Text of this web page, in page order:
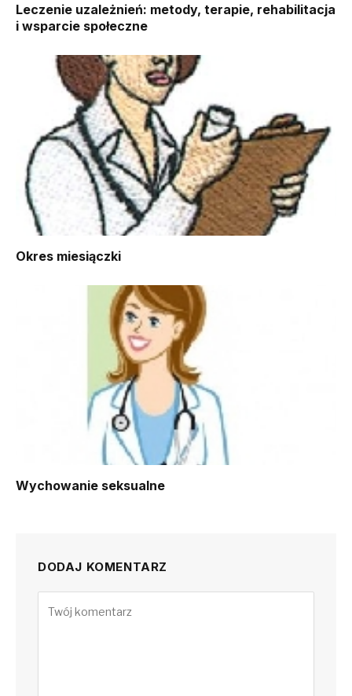
Leczenie uzależnień: metody, terapie, rehabilitacja
i wsparcie społeczne
Okres miesiączki
Wychowanie seksualne
DODAJ KOMENTARZ